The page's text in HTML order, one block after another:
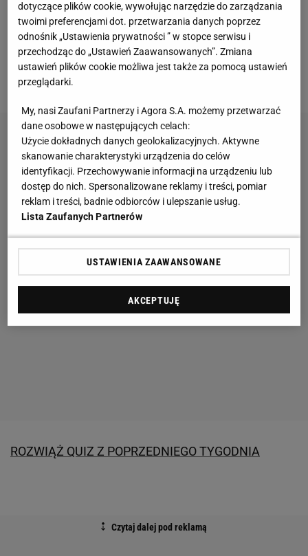
MOBILNA WERSJA QUIZU >
Wersja quizu działająca na smartfonach i
urządzeniach mobilnych. Dzięki niej możesz
rozwiązywać quiz gdziekolwiek jesteś.
ROZWIĄŻ QUIZ Z POPRZEDNIEGO TYGODNIA
dotyczące plików cookie, wywołując narzędzie do zarządzania
twoimi preferencjami dot. przetwarzania danych poprzez
odnośnik „Ustawienia prywatności ” w stopce serwisu i
przechodząc do „Ustawień Zaawansowanych”. Zmiana
ustawień plików cookie możliwa jest także za pomocą ustawień
przeglądarki.
My, nasi Zaufani Partnerzy i Agora S.A. możemy przetwarzać
dane osobowe w następujących celach:
Użycie dokładnych danych geolokalizacyjnych. Aktywne
skanowanie charakterystyki urządzenia do celów
identyfikacji. Przechowywanie informacji na urządzeniu lub
dostęp do nich. Spersonalizowane reklamy i treści, pomiar
reklam i treści, badnie odbiorców i ulepszanie usług.
Lista Zaufanych Partnerów
USTAWIENIA ZAAWANSOWANE
AKCEPTUJĘ